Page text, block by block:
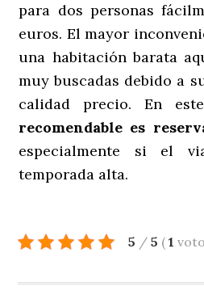
para dos personas
euros. El mayor
una habitación barata
muy buscadas debido a
calidad precio. En
recomendable es
especialmente si el
temporada alta.
5 / 5 ( 1 voto